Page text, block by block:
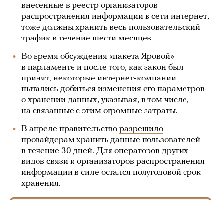
внесенные в реестр организаторов
распространения информации в сети интернет,
тоже должны хранить весь пользовательский
трафик в течение шести месяцев.
Во время обсуждения «пакета Яровой»
в парламенте и после того, как закон был
принят, некоторые интернет-компании
пытались добиться изменения его параметров
о хранении данных, указывая, в том числе,
на связанные с этим огромные затраты.
В апреле правительство разрешило
провайдерам хранить данные пользователей
в течение 30 дней. Для операторов других
видов связи и организаторов распространения
информации в силе остался полугодовой срок
хранения.